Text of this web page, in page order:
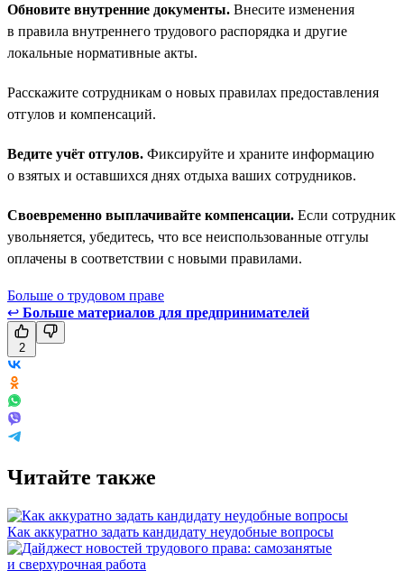
Обновите внутренние документы. Внесите изменения
в правила внутреннего трудового распорядка и другие
локальные нормативные акты.
Расскажите сотрудникам о новых правилах предоставления
отгулов и компенсаций.
Ведите учёт отгулов. Фиксируйте и храните информацию
о взятых и оставшихся днях отдыха ваших сотрудников.
Своевременно выплачивайте компенсации. Если сотрудник
увольняется, убедитесь, что все неиспользованные отгулы
оплачены в соответствии с новыми правилами.
Больше о трудовом праве
↩ Больше материалов для предпринимателей
2
Читайте также
Как аккуратно задать кандидату неудобные вопросы